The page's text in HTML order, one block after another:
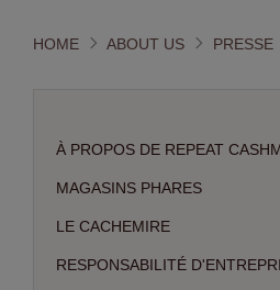
HOME ABOUT US PRESSE
À PROPOS DE REPEAT
MAGASINS PHARES
LE CACHEMIRE
RESPONSABILITÉ